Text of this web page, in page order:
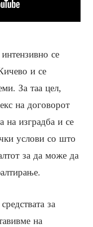
се
и се
За таа цел,
на договорот
на изградба и се
услови со што
за да може да
за
на